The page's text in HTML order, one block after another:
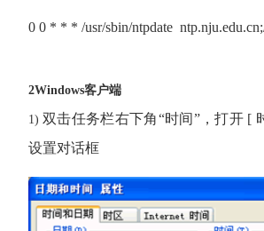
0 0 * * * /usr/sbin/ntpdate
2Windows客户端
1) 双击任务栏右下角“时间”，打开 [
设置对话框